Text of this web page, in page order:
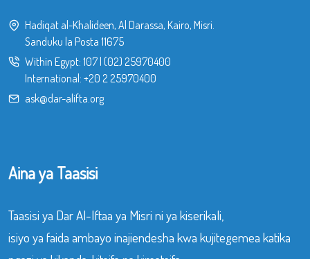
Hadiqat al-Khalideen, Al Darassa, Kairo, Misri.
Sanduku la Posta 11675
Within Egypt: 107| (02) 25970400
International: +20 2 25970400
ask@dar-alifta.org
Aina ya Taasisi
Taasisi ya Dar Al-Iftaa ya Misri ni ya kiserikali,
isiyo ya faida ambayo inajiendesha kwa kujitegemea katika